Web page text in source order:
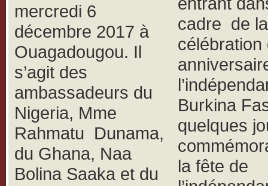
mercredi 6
décembre 2017 à
Ouagadougou. Il
s’agit des
ambassadeurs du
Nigeria, Mme
Rahmatu Dunama,
du Ghana, Naa
Bolina Saaka et du
cadre de la
célébration
Burkina
quelques
la fête de